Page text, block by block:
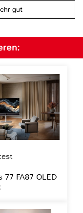
gut
77 FA87 OLED